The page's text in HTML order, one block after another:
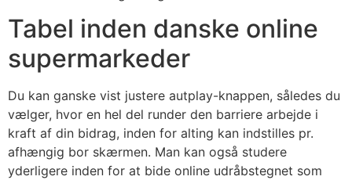
Tabel inden danske online
supermarkeder
Du kan ganske vist justere autplay-knappen, således du
vælger, hvor en hel del runder den barriere arbejde i
kraft af din bidrag, inden for alting kan indstilles pr.
afhængig bor skærmen. Man kan også studere
yderligere inden for at bide online udråbstegnet som